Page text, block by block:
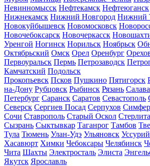
Невинномысск Нефтекамск Нефтеюганск
Нижнекамск Нижний Новгород Нижний
Новокуйбышевск Новомосковск
Новочебоксарск Новочеркасск
Уренгой Ногинск Норильск Ноябрьск
Октябрьский Омск Орел Оренбург
Первоуральск Пермь Петрозаводск
Камчатский Подольск
Прокопьевск Псков Пушкино Пятигорск
на-Дону Рубцовск Рыбинск Рязань
Петербург Саранск Саратов Севастополь
Северск Сергиев Посад Серпухов
Сочи Ставрополь Старый Оскол
Сызрань Сыктывкар Таганрог Тамбов
Тула Тюмень Улан-Удэ Ульяновск
Хасавюрт Химки Чебоксары Челябинск
Чита Шахты Электросталь Элиста
Якутск Ярославль